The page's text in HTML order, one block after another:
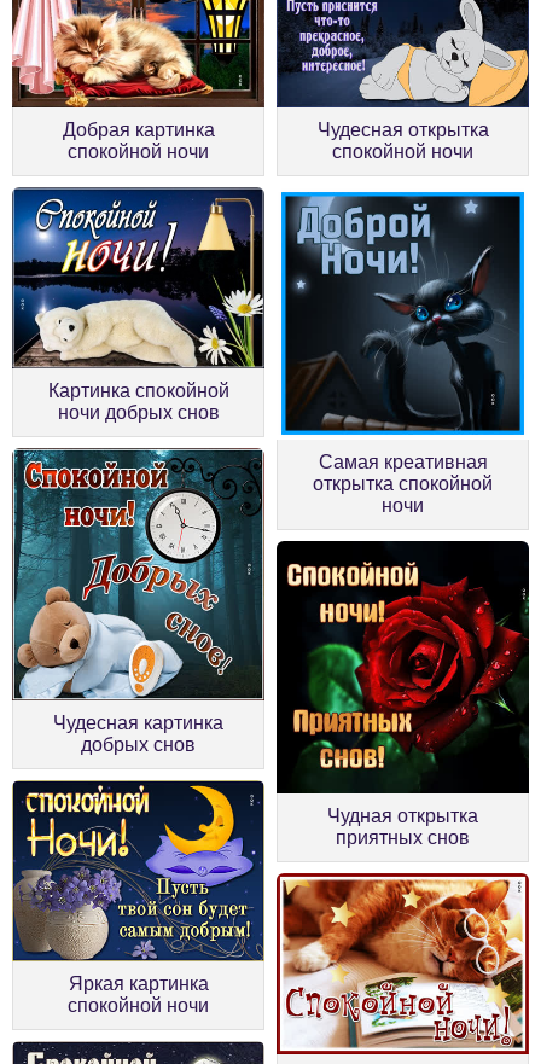
Добрая картинка
спокойной ночи
Чудесная открытка
спокойной ночи
Картинка спокойной
ночи добрых снов
Самая креативная
открытка спокойной
ночи
Чудесная картинка
добрых снов
Чудная открытка
приятных снов
Яркая картинка
спокойной ночи